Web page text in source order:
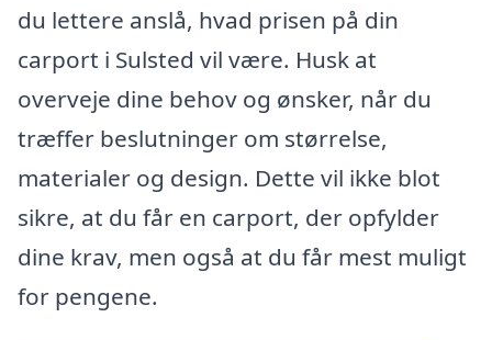
du lettere anslå, hvad prisen på din
carport i Sulsted vil være. Husk at
overveje dine behov og ønsker, når du
træffer beslutninger om størrelse,
materialer og design. Dette vil ikke blot
sikre, at du får en carport, der opfylder
dine krav, men også at du får mest muligt
for pengene.